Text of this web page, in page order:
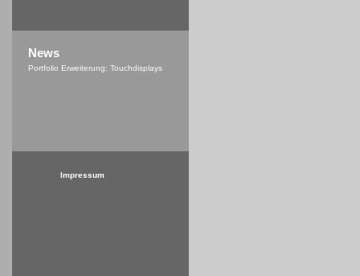
News
Portfolio Erweiterung: Touchdisplays
Impressum